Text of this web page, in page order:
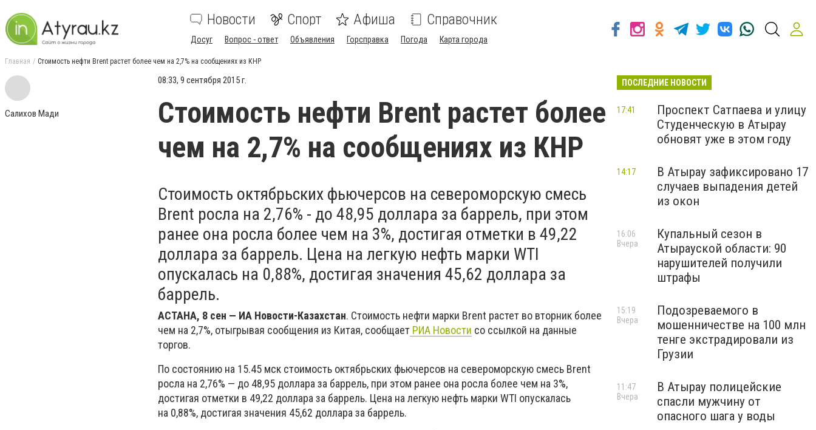
Новости Спорт Афиша Справочник
Досуг Вопрос - ответ Объявления Горсправка Погода Карта города
Главная Стоимость нефти Brent растет более чем на 2,7% на сообщениях из КНР
Салихов Мади
08:33, 9 сентября 2015 г.
Стоимость нефти Brent растет более
чем на 2,7% на сообщениях из КНР
Стоимость октябрьских фьючерсов на североморскую смесь
Brent росла на 2,76% - до 48,95 доллара за баррель, при этом
ранее она росла более чем на 3%, достигая отметки в 49,22
доллара за баррель. Цена на легкую нефть марки WTI
опускалась на 0,88%, достигая значения 45,62 доллара за
баррель.
АСТАНА, 8 сен — ИА Новости-Казахстан. Стоимость нефти марки Brent растет во вторник более
чем на 2,7%, отыгрывая сообщения из Китая, сообщает РИА Новости со ссылкой на данные
торгов.
По состоянию на 15.45 мск стоимость октябрьских фьючерсов на североморскую смесь Brent
росла на 2,76% — до 48,95 доллара за баррель, при этом ранее она росла более чем на 3%,
достигая отметки в 49,22 доллара за баррель. Цена на легкую нефть марки WTI опускалась
на 0,88%, достигая значения 45,62 доллара за баррель.
ПОСЛЕДНИЕ НОВОСТИ
Проспект Сатпаева и улицу
Студенческую в Атырау
обновят уже в этом году
17:41
В Атырау зафиксировано 17
случаев выпадения детей
из окон
14:17
Купальный сезон в
Атырауской области: 90
нарушителей получили
штрафы
16:06
Вчера
Подозреваемого в
мошенничестве на 100 млн
тенге экстрадировали из
Грузии
15:19
Вчера
В Атырау полицейские
спасли мужчину от
опасного шага у воды
11:47
Вчера